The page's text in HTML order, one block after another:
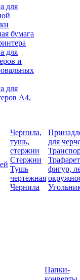
для
бумага
для
и
для
А4,
Чернила,
тушь,
стержни
Стержни
Тушь
чертежная
Чернила
для
фигур,
Папки-